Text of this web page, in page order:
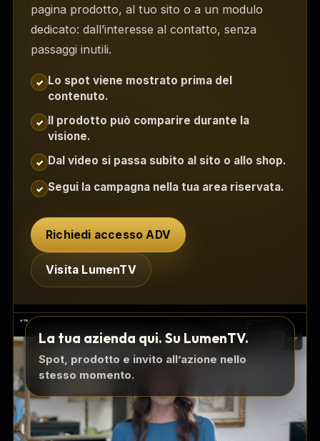
pagina prodotto, al tuo sito o a un modulo
dedicato: dall’interesse al contatto, senza
passaggi inutili.
✓ Lo spot viene mostrato prima del
contenuto.
✓ Il prodotto può comparire durante la
visione.
✓ Dal video si passa subito al sito o allo shop.
✓ Segui la campagna nella tua area riservata.
Richiedi accesso ADV
Visita LumenTV
La tua azienda qui. Su LumenTV.
Spot, prodotto e invito all’azione nello
stesso momento.